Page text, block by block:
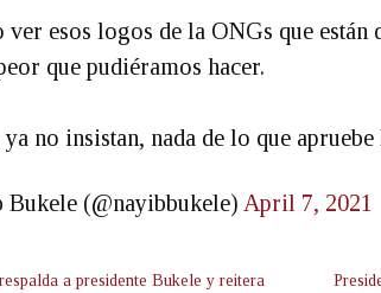
ver esos logos de la ONGs que están
que pudiéramos hacer.
ya no insistan, nada de lo que apruebe
(@nayibbukele) April 7, 2021
a presidente Bukele y reitera